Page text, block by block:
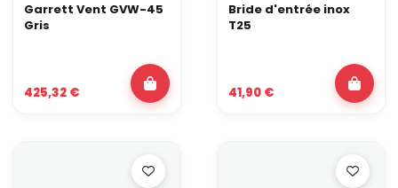
Garrett Vent GVW-45
Gris
425,32 €
Bride d'entrée inox
T25
41,90 €